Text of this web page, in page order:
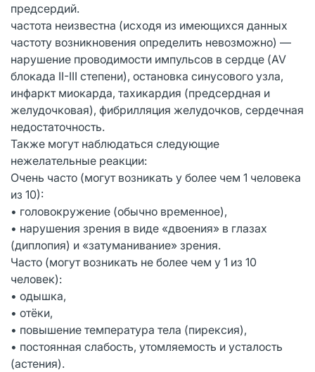
предсердий.
частота неизвестна (исходя из имеющихся данных
частоту возникновения определить невозможно) —
нарушение проводимости импульсов в сердце (AV
блокада II-III степени), остановка синусового узла,
инфаркт миокарда, тахикардия (предсердная и
желудочковая), фибрилляция желудочков, сердечная
недостаточность.
Также могут наблюдаться следующие
нежелательные реакции:
Очень часто (могут возникать у более чем 1 человека
из 10):
• головокружение (обычно временное),
• нарушения зрения в виде «двоения» в глазах
(диплопия) и «затуманивание» зрения.
Часто (могут возникать не более чем у 1 из 10
человек):
• одышка,
• отёки,
• повышение температура тела (пирексия),
• постоянная слабость, утомляемость и усталость
(астения).